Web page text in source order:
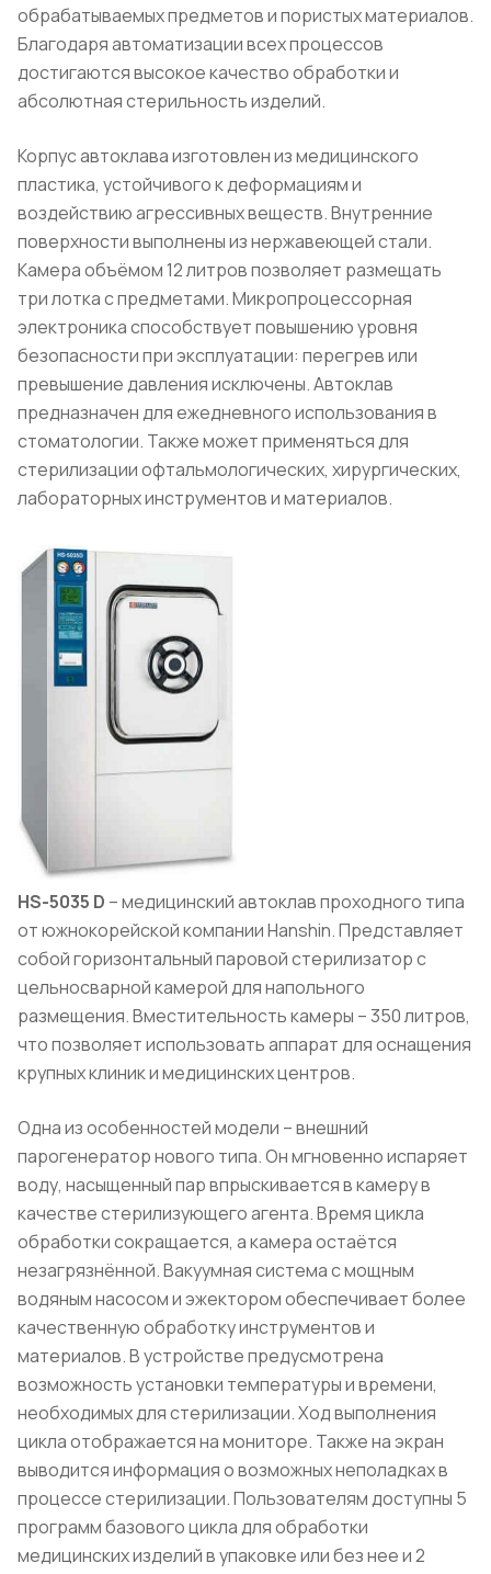
обрабатываемых предметов и пористых материалов.
Благодаря автоматизации всех процессов
достигаются высокое качество обработки и
абсолютная стерильность изделий.
Корпус автоклава изготовлен из медицинского
пластика, устойчивого к деформациям и
воздействию агрессивных веществ. Внутренние
поверхности выполнены из нержавеющей стали.
Камера объёмом 12 литров позволяет размещать
три лотка с предметами. Микропроцессорная
электроника способствует повышению уровня
безопасности при эксплуатации: перегрев или
превышение давления исключены. Автоклав
предназначен для ежедневного использования в
стоматологии. Также может применяться для
стерилизации офтальмологических, хирургических,
лабораторных инструментов и материалов.
HS-5035 D – медицинский автоклав проходного типа
от южнокорейской компании Hanshin. Представляет
собой горизонтальный паровой стерилизатор с
цельносварной камерой для напольного
размещения. Вместительность камеры – 350 литров,
что позволяет использовать аппарат для оснащения
крупных клиник и медицинских центров.
Одна из особенностей модели – внешний
парогенератор нового типа. Он мгновенно испаряет
воду, насыщенный пар впрыскивается в камеру в
качестве стерилизующего агента. Время цикла
обработки сокращается, а камера остаётся
незагрязнённой. Вакуумная система с мощным
водяным насосом и эжектором обеспечивает более
качественную обработку инструментов и
материалов. В устройстве предусмотрена
возможность установки температуры и времени,
необходимых для стерилизации. Ход выполнения
цикла отображается на мониторе. Также на экран
выводится информация о возможных неполадках в
процессе стерилизации. Пользователям доступны 5
программ базового цикла для обработки
медицинских изделий в упаковке или без нее и 2